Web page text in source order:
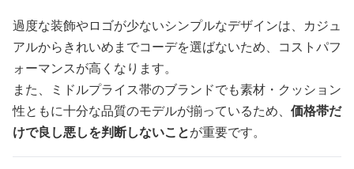
過度な装飾やロゴが少ないシンプルなデザインは、カジュ
アルからきれいめまでコーデを選ばないため、コストパフ
ォーマンスが高くなります。
また、ミドルプライス帯のブランドでも素材・クッション
性ともに十分な品質のモデルが揃っているため、 価格帯だ
けで良し悪しを判断しないことが重要です。